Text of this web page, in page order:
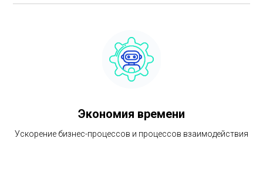
Экономия времени
Ускорение бизнес-процессов и процессов взаимодействия